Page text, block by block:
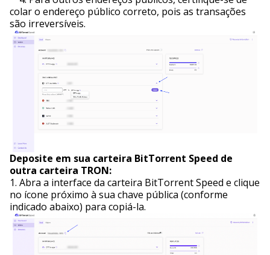
colar o endereço público correto, pois as transações
são irreversíveis.
Deposite em sua carteira BitTorrent Speed de
outra carteira TRON:
1. Abra a interface da carteira BitTorrent Speed e clique
no ícone próximo à sua chave pública (conforme
indicado abaixo) para copiá-la.